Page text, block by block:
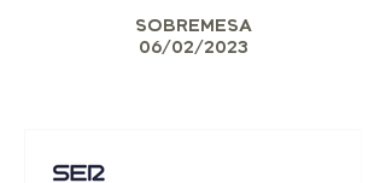
SOBREMESA
06/02/2023